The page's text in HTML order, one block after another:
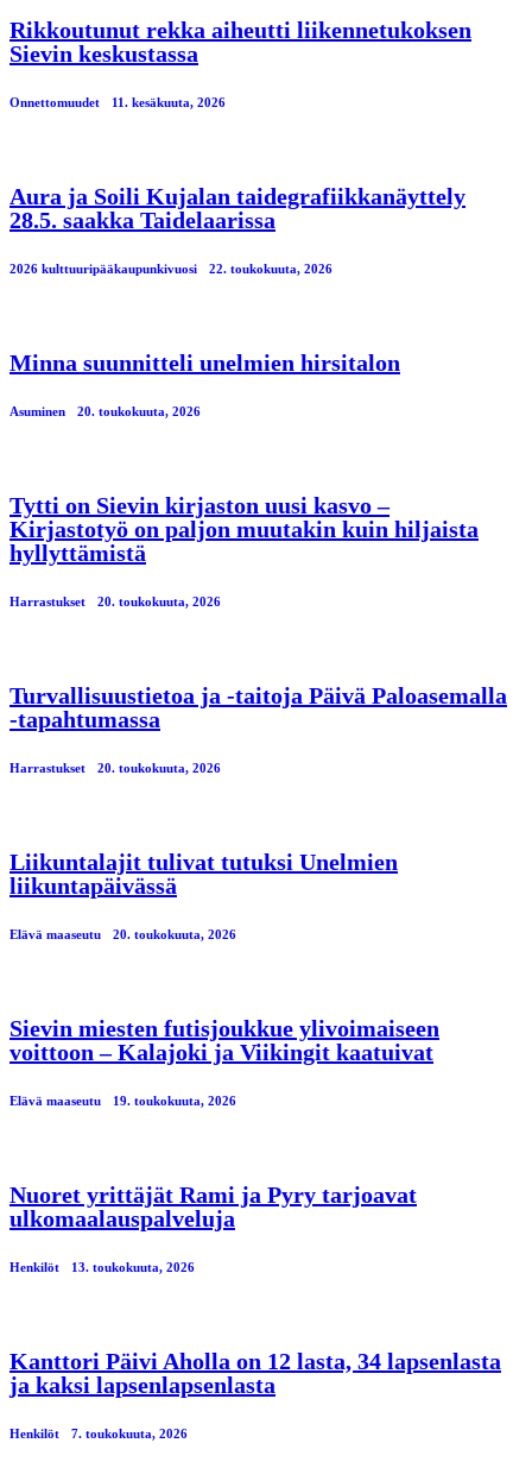
Rikkoutunut rekka aiheutti liikennetukoksen
Sievin keskustassa
Onnettomuudet 11. kesäkuuta, 2026
Aura ja Soili Kujalan taidegrafiikkanäyttely
28.5. saakka Taidelaarissa
2026 kulttuuripääkaupunkivuosi 22. toukokuuta, 2026
Minna suunnitteli unelmien hirsitalon
Asuminen 20. toukokuuta, 2026
Tytti on Sievin kirjaston uusi kasvo –
Kirjastotyö on paljon muutakin kuin hiljaista
hyllyttämistä
Harrastukset 20. toukokuuta, 2026
Turvallisuustietoa ja -taitoja Päivä Paloasemalla
-tapahtumassa
Harrastukset 20. toukokuuta, 2026
Liikuntalajit tulivat tutuksi Unelmien
liikuntapäivässä
Elävä maaseutu 20. toukokuuta, 2026
Sievin miesten futisjoukkue ylivoimaiseen
voittoon – Kalajoki ja Viikingit kaatuivat
Elävä maaseutu 19. toukokuuta, 2026
Nuoret yrittäjät Rami ja Pyry tarjoavat
ulkomaalauspalveluja
Henkilöt 13. toukokuuta, 2026
Kanttori Päivi Aholla on 12 lasta, 34 lapsenlasta
ja kaksi lapsenlapsenlasta
Henkilöt 7. toukokuuta, 2026